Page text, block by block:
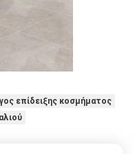
επίδειξης κοσμήματος